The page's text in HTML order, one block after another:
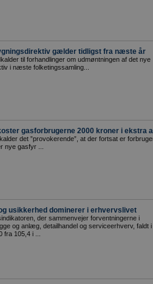
gælder tidligst fra næste år
til forhandlinger om udmøntningen af det nye
i næste folketingssamling...
gasforbrugerne 2000 kroner i ekstra
det ”provokerende”, at der fortsat er
nye gasfyr ...
usikkerhed dominerer i erhvervslivet
der sammenvejer forventningerne i
og anlæg, detailhandel og serviceerhverv, faldt i
fra 105,4 i ...